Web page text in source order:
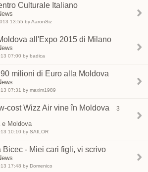
Culturale Italiano
13:55 by AaronSiz
all'Expo 2015 di Milano
07:00 by badica
milioni di Euro alla Moldova
07:31 by maxim1989
cost Wizz Air vine în Moldova
3
e Moldova
10:10 by SAILOR
Bicec - Miei cari figli, vi scrivo
17:48 by Domenico